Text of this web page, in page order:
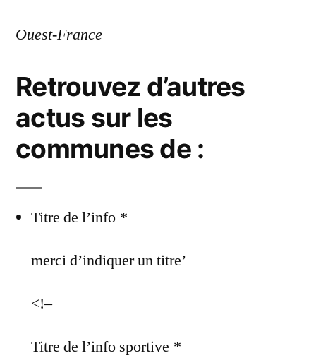
Ouest-France
Retrouvez d’autres
actus sur les
communes de :
Titre de l’info *
merci d’indiquer un titre’
<!–
Titre de l’info sportive *